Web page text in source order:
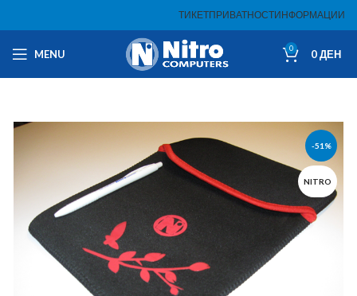
ТИКЕТПРИВАТНОСТИНФОРМАЦИИ
MENU 0 0ДЕН
-51%
NITRO